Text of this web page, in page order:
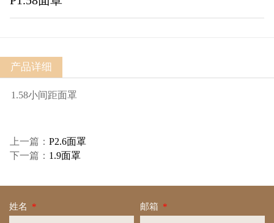
产品详细
1.58小间距面罩
上一篇： P2.6面罩
下一篇： 1.9面罩
姓名 * 邮箱 *